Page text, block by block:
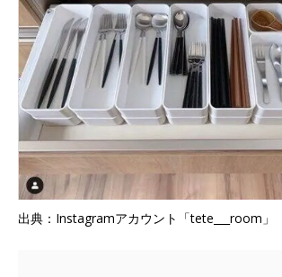
出典：Instagramアカウント「tete___room」